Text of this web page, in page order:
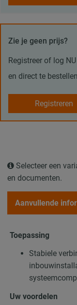
Zie je geen prijs?
Registreer of log
en direct te
Registreren
Selecteer een
en documenten.
Aanvullende
Toepassing
Stabiele
Uw voordelen